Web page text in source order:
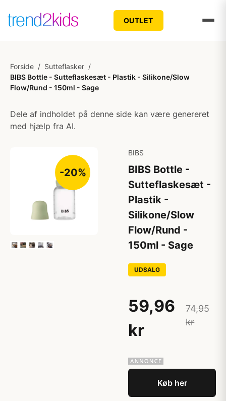
OUTLET
Forside / Sutteflasker /
BIBS Bottle - Sutteflaskesæt - Plastik - Silikone/Slow
Flow/Rund - 150ml - Sage
Dele af indholdet på denne side kan være genereret
med hjælp fra AI.
-20%
BIBS
BIBS Bottle -
Sutteflaskesæt -
Plastik -
Silikone/Slow
Flow/Rund -
150ml - Sage
UDSALG
59,96
kr
74,95
kr
Køb her